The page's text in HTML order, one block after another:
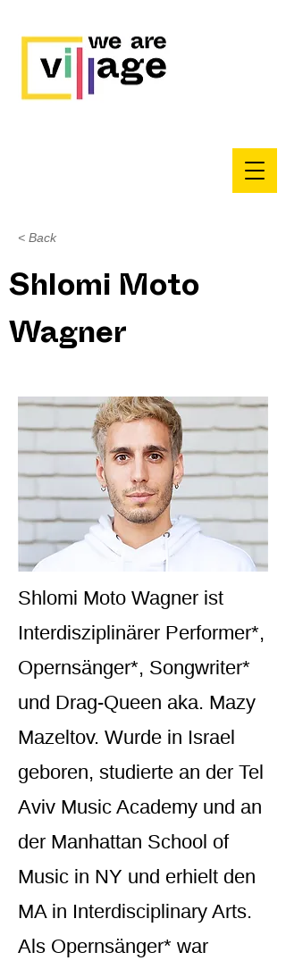
< Back
Shlomi Moto
Wagner
Shlomi Moto Wagner ist
Interdisziplinärer Performer*,
Opernsänger*, Songwriter*
und Drag-Queen aka. Mazy
Mazeltov. Wurde in Israel
geboren, studierte an der Tel
Aviv Music Academy und an
der Manhattan School of
Music in NY und erhielt den
MA in Interdisciplinary Arts.
Als Opernsänger* war